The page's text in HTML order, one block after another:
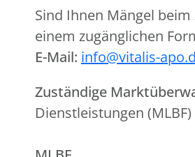
Sind Ihnen Mängel
einem zugänglichen
E-Mail: info@vitalis-
Zuständige
Dienstleistungen